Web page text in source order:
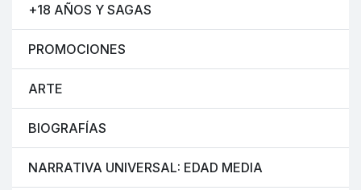
+18 AÑOS Y SAGAS
PROMOCIONES
ARTE
BIOGRAFÍAS
NARRATIVA UNIVERSAL: EDAD MEDIA